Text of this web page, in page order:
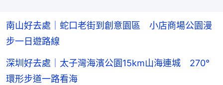
南山好去處｜蛇口老街到創意園區 小店商場公園漫
步一日遊路線
深圳好去處｜太子灣海濱公園15km山海連城 270°
環形步道一路看海